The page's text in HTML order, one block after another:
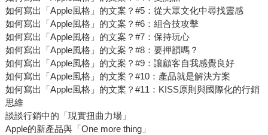
如何寫出「Apple風格」的文案？#5：從大眾文化中尋找靈感
如何寫出「Apple風格」的文案？#6：組合技攻擊
如何寫出「Apple風格」的文案？#7：保持玩心
如何寫出「Apple風格」的文案？#8：要押韻嗎？
如何寫出「Apple風格」的文案？#9：讓顧客自我感覺良好
如何寫出「Apple風格」的文案？#10：產品就是解決方案
如何寫出「Apple風格」的文案？#11：KISS原則與國際化的行銷
思維
談談行銷中的「現實扭曲力場」
Apple的新產品與「One more thing」